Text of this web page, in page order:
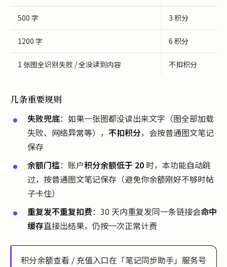
500 字 3 积分
1200 字 6 积分
1 张图全识别失败 / 全没读到内容 不扣积分
几条重要规则
失败兜底：如果一张图都没读出来文字（图全部加载
失败、网络异常等）， 不扣积分，会按普通图文笔记
保存
余额门槛：账户积分余额低于 20 时，本功能自动跳
过，按普通图文笔记保存（避免你余额刚好不够时帖
子卡住）
重复发不重复扣费：30 天内重复发同一条链接会命中
缓存直接出结果，仍按一次正常计费
积分余额查看 / 充值入口在「笔记同步助手」服务号